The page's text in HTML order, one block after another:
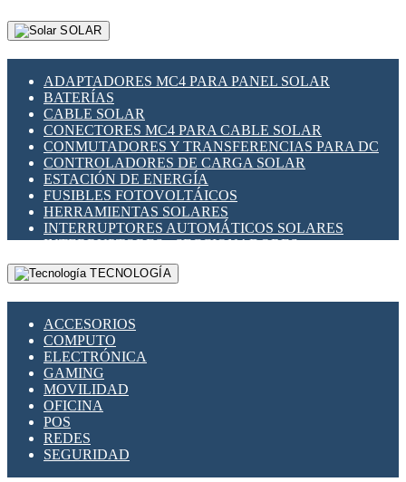
SOLAR
ADAPTADORES MC4 PARA PANEL SOLAR
BATERÍAS
CABLE SOLAR
CONECTORES MC4 PARA CABLE SOLAR
CONMUTADORES Y TRANSFERENCIAS PARA DC
CONTROLADORES DE CARGA SOLAR
ESTACIÓN DE ENERGÍA
FUSIBLES FOTOVOLTÁICOS
HERRAMIENTAS SOLARES
INTERRUPTORES AUTOMÁTICOS SOLARES
INTERRUPTORES - SECCIONADORES
FOTOVOLTÁICOS
MONTAJE PANEL SOLAR
SUPRESOR DE TRANSIENTES SPDS PARA
APLICACIONES FOTOVOLTAICAS
TECNOLOGÍA
ACCESORIOS
COMPUTO
ELECTRÓNICA
GAMING
MOVILIDAD
OFICINA
POS
REDES
SEGURIDAD